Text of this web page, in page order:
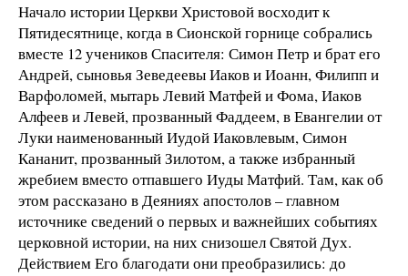
Начало истории Церкви Христовой восходит к
Пятидесятнице, когда в Сионской горнице собрались
вместе 12 учеников Спасителя: Симон Петр и брат его
Андрей, сыновья Зеведеевы Иаков и Иоанн, Филипп и
Варфоломей, мытарь Левий Матфей и Фома, Иаков
Алфеев и Левей, прозванный Фаддеем, в Евангелии от
Луки наименованный Иудой Иаковлевым, Симон
Кананит, прозванный Зилотом, а также избранный
жребием вместо отпавшего Иуды Матфий. Там, как об
этом рассказано в Деяниях апостолов – главном
источнике сведений о первых и важнейших событиях
церковной истории, на них снизошел Святой Дух.
Действием Его благодати они преобразились: до